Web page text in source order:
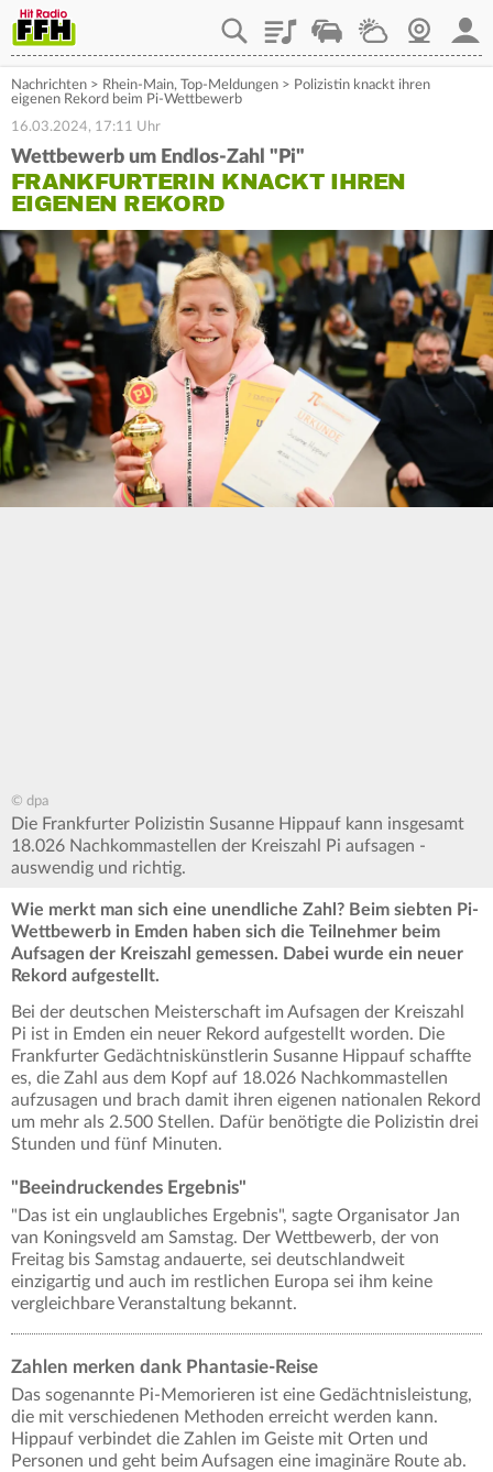
PlaylistStaupilotWetterWebcam
Nachrichten > Rhein-Main, Top-Meldungen > Polizistin knackt ihren
eigenen Rekord beim Pi-Wettbewerb
16.03.2024, 17:11 Uhr
Wettbewerb um Endlos-Zahl "Pi"
FRANKFURTERIN KNACKT IHREN
EIGENEN REKORD
© dpa
Die Frankfurter Polizistin Susanne Hippauf kann insgesamt
18.026 Nachkommastellen der Kreiszahl Pi aufsagen -
auswendig und richtig.
Wie merkt man sich eine unendliche Zahl? Beim siebten Pi-
Wettbewerb in Emden haben sich die Teilnehmer beim
Aufsagen der Kreiszahl gemessen. Dabei wurde ein neuer
Rekord aufgestellt.
Bei der deutschen Meisterschaft im Aufsagen der Kreiszahl
Pi ist in Emden ein neuer Rekord aufgestellt worden. Die
Frankfurter Gedächtniskünstlerin Susanne Hippauf schaffte
es, die Zahl aus dem Kopf auf 18.026 Nachkommastellen
aufzusagen und brach damit ihren eigenen nationalen Rekord
um mehr als 2.500 Stellen. Dafür benötigte die Polizistin drei
Stunden und fünf Minuten.
"Beeindruckendes Ergebnis"
"Das ist ein unglaubliches Ergebnis", sagte Organisator Jan
van Koningsveld am Samstag. Der Wettbewerb, der von
Freitag bis Samstag andauerte, sei deutschlandweit
einzigartig und auch im restlichen Europa sei ihm keine
vergleichbare Veranstaltung bekannt.
Zahlen merken dank Phantasie-Reise
Das sogenannte Pi-Memorieren ist eine Gedächtnisleistung,
die mit verschiedenen Methoden erreicht werden kann.
Hippauf verbindet die Zahlen im Geiste mit Orten und
Personen und geht beim Aufsagen eine imaginäre Route ab.